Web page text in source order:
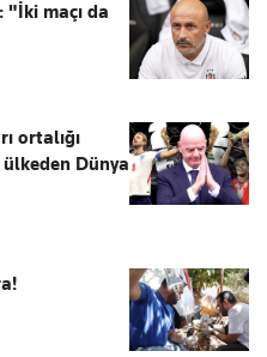
"İki maçı da
ortalığı
ülkeden Dünya